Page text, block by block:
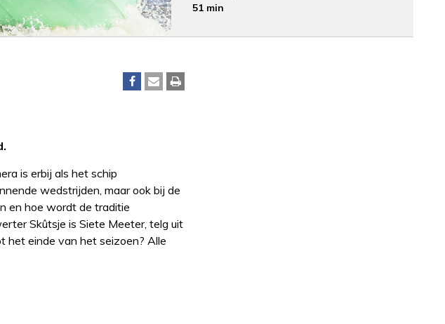
51 min
is erbij als het schip
wedstrijden, maar ook bij de
en hoe wordt de traditie
Skûtsje is Siete Meeter, telg uit
het einde van het seizoen? Alle